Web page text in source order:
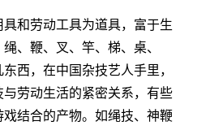
和劳动工具为道具，富于生
、鞭、叉、竿、梯、桌、
西，在中国杂技艺人手里，
劳动生活的紧密关系，有些
结合的产物。如绳技、神鞭